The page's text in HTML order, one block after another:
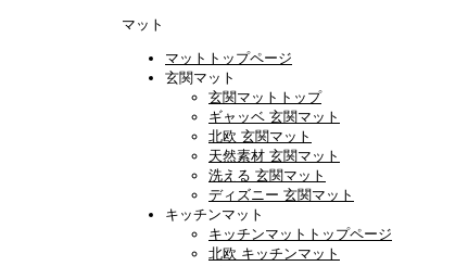
マット
マットトップページ
玄関マット
玄関マットトップ
ギャッベ 玄関マット
北欧 玄関マット
天然素材 玄関マット
洗える 玄関マット
ディズニー 玄関マット
キッチンマット
キッチンマットトップページ
北欧 キッチンマット